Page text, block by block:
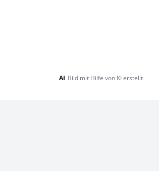
AI Bild mit Hilfe von KI erstellt